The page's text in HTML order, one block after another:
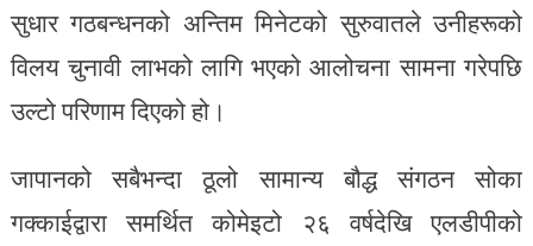
सुधार गठबन्धनको अन्तिम मिनेटको सुरुवातले उनीहरूको
विलय चुनावी लाभको लागि भएको आलोचना सामना गरेपछि
उल्टो परिणाम दिएको हो।
जापानको सबैभन्दा ठूलो सामान्य बौद्ध संगठन सोका
गक्काईद्वारा समर्थित कोमेइटो २६ वर्षदेखि एलडीपीको